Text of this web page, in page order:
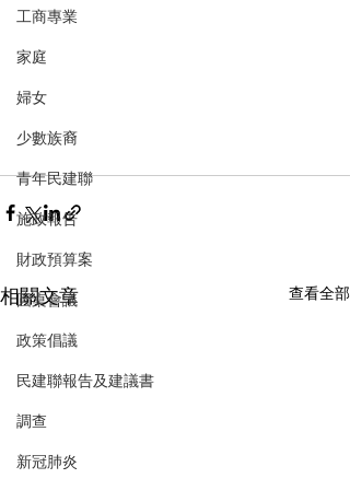
工商專業
家庭
婦女
少數族裔
青年民建聯
施政報告
財政預算案
圓桌會議
政策倡議
民建聯報告及建議書
調查
新冠肺炎
相關文章 查看全部